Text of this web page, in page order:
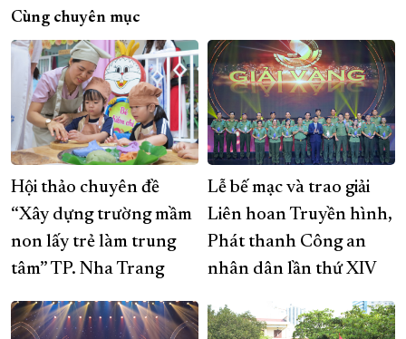
Cùng chuyên mục
Hội thảo chuyên đề
“Xây dựng trường mầm
non lấy trẻ làm trung
tâm” TP. Nha Trang
Lễ bế mạc và trao giải
Liên hoan Truyền hình,
Phát thanh Công an
nhân dân lần thứ XIV